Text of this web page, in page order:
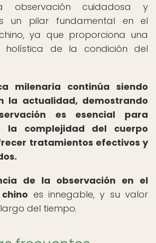
observación cuidadosa y
un pilar fundamental en el
ya que proporciona una
holística de la condición del
milenaria continúa siendo
la actualidad, demostrando
es esencial para
la complejidad del cuerpo
tratamientos efectivos y
de la observación en el
es innegable, y su valor
del tiempo.